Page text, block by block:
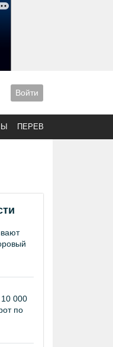
Войти
ПЕРЕВОДЫ
000
по